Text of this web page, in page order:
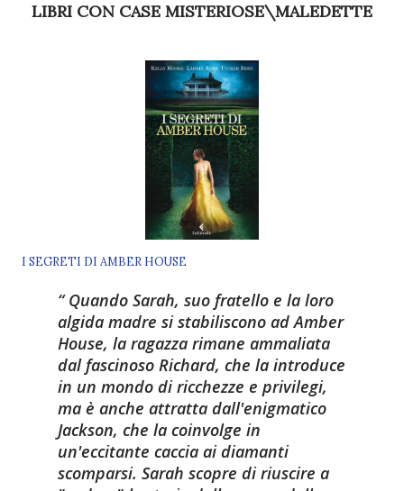
LIBRI CON CASE MISTERIOSE\MALEDETTE
I SEGRETI DI AMBER HOUSE
Quando Sarah, suo fratello e la loro
algida madre si stabiliscono ad Amber
House, la ragazza rimane ammaliata
dal fascinoso Richard, che la introduce
in un mondo di ricchezze e privilegi,
ma è anche attratta dall'enigmatico
Jackson, che la coinvolge in
un'eccitante caccia ai diamanti
scomparsi. Sarah scopre di riuscire a